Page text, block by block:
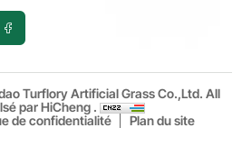
Turflory Artificial Grass Co.,Ltd. All
par HiCheng .
de confidentialité
Plan du site